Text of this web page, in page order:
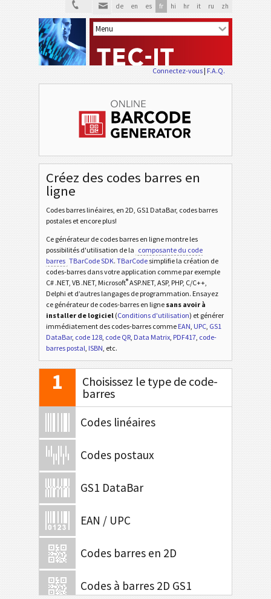
de en es fr hi hr it ru zh
Connectez-vous| F.A.Q.
Créez des codes barres en
ligne
Codes barres linéaires, en 2D, GS1 DataBar, codes barres
postales et encore plus!
Ce générateur de codes barres en ligne montre les
possibilités d'utilisation de la composante du code
barres TBarCode SDK. TBarCodesimplifie la création de
codes-barres dans votre application comme par exemple
C# .NET, VB .NET, Microsoft®ASP.NET, ASP, PHP, C/C++,
Delphi et d’autres langages de programmation. Ensayez
ce générateur de codes-barres en ligne sans avoir à
installer de logiciel (Conditions d'utilisation) et générer
immédiatement des codes-barres comme EAN, UPC, GS1
DataBar, code 128, code QR, Data Matrix, PDF417, code-
barres postal, ISBN, etc.
1
Choisissez le type de code-
barres
Codes linéaires
Codes postaux
GS1 DataBar
EAN / UPC
Codes barres en 2D
Codes à barres 2D GS1